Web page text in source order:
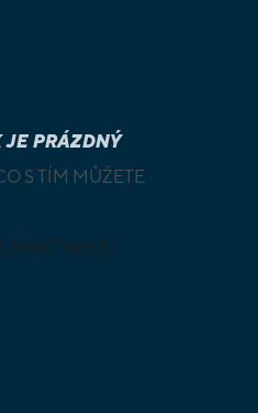
PRÁZDNÝ
S TÍM MŮŽETE
NAŠI